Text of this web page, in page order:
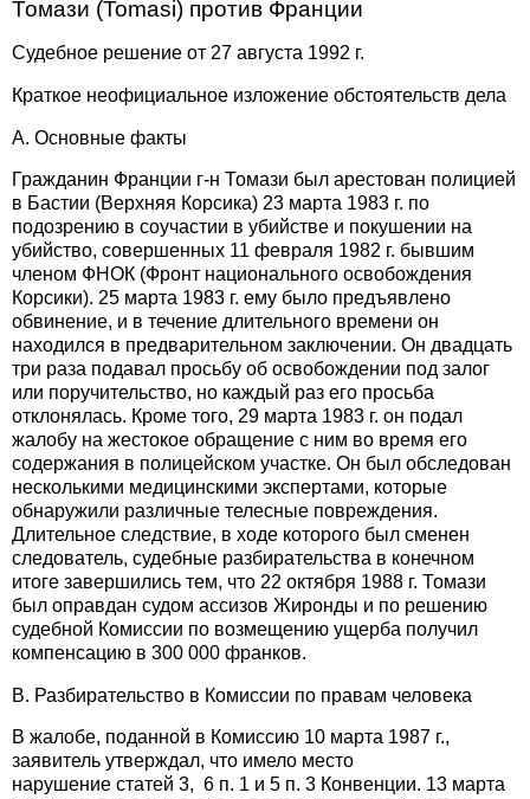
Томази (Tomasi) против Франции
Судебное решение от 27 августа 1992 г.
Краткое неофициальное изложение обстоятельств дела
А. Основные факты
Гражданин Франции г-н Томази был арестован полицией
в Бастии (Верхняя Корсика) 23 марта 1983 г. по
подозрению в соучастии в убийстве и покушении на
убийство, совершенных 11 февраля 1982 г. бывшим
членом ФНОК (Фронт национального освобождения
Корсики). 25 марта 1983 г. ему было предъявлено
обвинение, и в течение длительного времени он
находился в предварительном заключении. Он двадцать
три раза подавал просьбу об освобождении под залог
или поручительство, но каждый раз его просьба
отклонялась. Кроме того, 29 марта 1983 г. он подал
жалобу на жестокое обращение с ним во время его
содержания в полицейском участке. Он был обследован
несколькими медицинскими экспертами, которые
обнаружили различные телесные повреждения.
Длительное следствие, в ходе которого был сменен
следователь, судебные разбирательства в конечном
итоге завершились тем, что 22 октября 1988 г. Томази
был оправдан судом ассизов Жиронды и по решению
судебной Комиссии по возмещению ущерба получил
компенсацию в 300 000 франков.
B. Разбирательство в Комиссии по правам человека
В жалобе, поданной в Комиссию 10 марта 1987 г.,
заявитель утверждал, что имело место
нарушение статей 3, 6 п. 1 и 5 п. 3 Конвенции. 13 марта